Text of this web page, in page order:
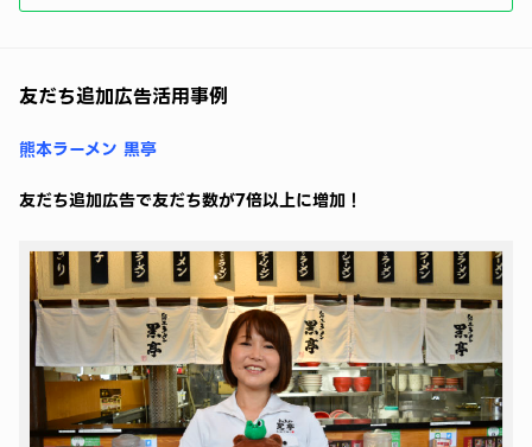
友だち追加広告活用事例
熊本ラーメン 黒亭
友だち追加広告で友だち数が7倍以上に増加！